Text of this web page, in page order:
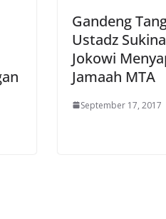
Gandeng
Ustadz
Jokowi
Jamaah MTA
September 17, 2017